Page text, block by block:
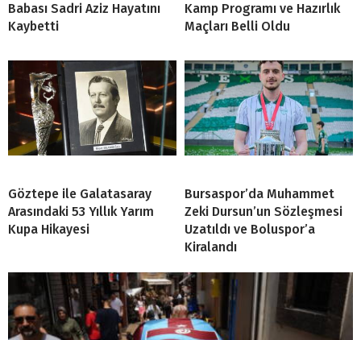
Babası Sadri Aziz Hayatını
Kaybetti
Kamp Programı ve Hazırlık
Maçları Belli Oldu
Göztepe ile Galatasaray
Arasındaki 53 Yıllık Yarım
Kupa Hikayesi
Bursaspor’da Muhammet
Zeki Dursun’un Sözleşmesi
Uzatıldı ve Boluspor’a
Kiralandı